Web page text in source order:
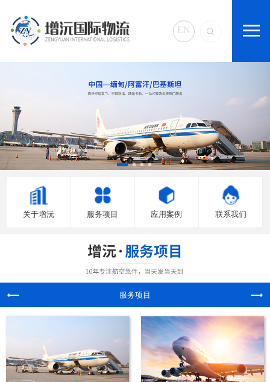
EN
关于增沅 服务项目 应用案例 联系我们
服务项目